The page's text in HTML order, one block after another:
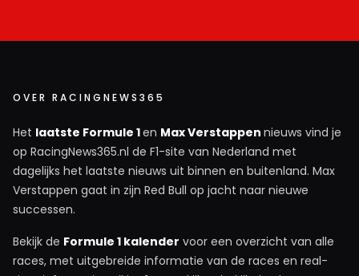
OVER RACINGNEWS365
Het laatste Formule 1en Max Verstappen nieuws vind je
op RacingNews365.nl de F1-site van Nederland met
dagelijks het laatste nieuws uit binnen en buitenland. Max
Verstappen gaat in zijn Red Bull op jacht naar nieuwe
successen.
Bekijk de Formule 1 kalender voor een overzicht van alle
races, met uitgebreide informatie van de races en real-